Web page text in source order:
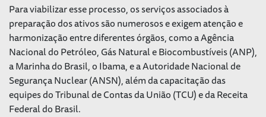
Para viabilizar esse processo, os serviços associados à
preparação dos ativos são numerosos e exigem atenção e
harmonização entre diferentes órgãos, como a Agência
Nacional do Petróleo, Gás Natural e Biocombustíveis (ANP),
a Marinha do Brasil, o Ibama, e a Autoridade Nacional de
Segurança Nuclear (ANSN), além da capacitação das
equipes do Tribunal de Contas da União (TCU) e da Receita
Federal do Brasil.